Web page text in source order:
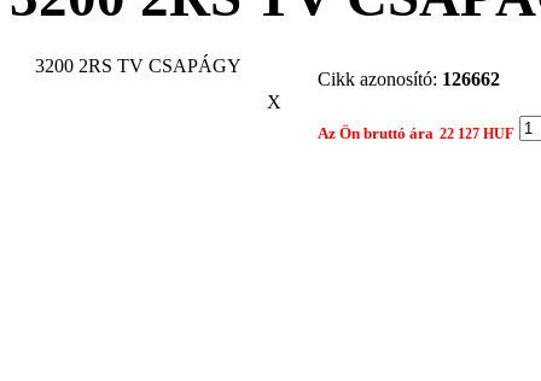
X
3200 2RS TV CSAPÁGY
Cikk azonosító: 126662
Az Ön bruttó ára 22 127 HUF